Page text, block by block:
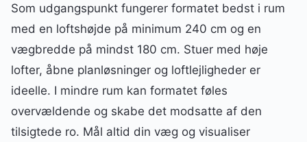
Som udgangspunkt fungerer formatet bedst i rum
med en loftshøjde på minimum 240 cm og en
vægbredde på mindst 180 cm. Stuer med høje
lofter, åbne planløsninger og loftlejligheder er
ideelle. I mindre rum kan formatet føles
overvældende og skabe det modsatte af den
tilsigtede ro. Mål altid din væg og visualiser